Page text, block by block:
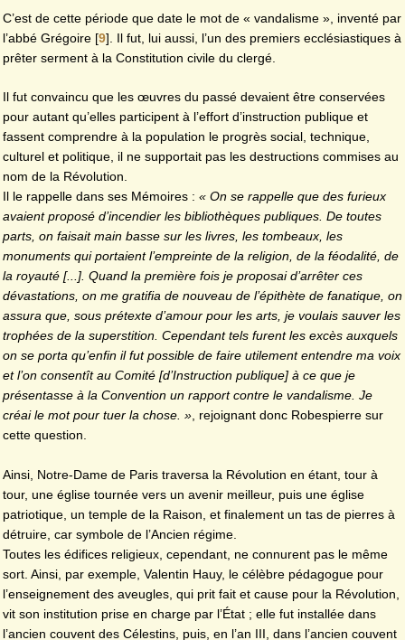
C’est de cette période que date le mot de « vandalisme », inventé par
l’abbé Grégoire [9] . Il fut, lui aussi, l’un des premiers ecclésiastiques à
prêter serment à la Constitution civile du clergé.
Il fut convaincu que les œuvres du passé devaient être conservées
pour autant qu’elles participent à l’effort d’instruction publique et
fassent comprendre à la population le progrès social, technique,
culturel et politique, il ne supportait pas les destructions commises au
nom de la Révolution.
Il le rappelle dans ses Mémoires : « On se rappelle que des furieux
avaient proposé d’incendier les bibliothèques publiques. De toutes
parts, on faisait main basse sur les livres, les tombeaux, les
monuments qui portaient l’empreinte de la religion, de la féodalité, de
la royauté [...]. Quand la première fois je proposai d’arrêter ces
dévastations, on me gratifia de nouveau de l’épithète de fanatique, on
assura que, sous prétexte d’amour pour les arts, je voulais sauver les
trophées de la superstition. Cependant tels furent les excès auxquels
on se porta qu’enfin il fut possible de faire utilement entendre ma voix
et l’on consentît au Comité [d’Instruction publique] à ce que je
présentasse à la Convention un rapport contre le vandalisme. Je
créai le mot pour tuer la chose. », rejoignant donc Robespierre sur
cette question.
Ainsi, Notre-Dame de Paris traversa la Révolution en étant, tour à
tour, une église tournée vers un avenir meilleur, puis une église
patriotique, un temple de la Raison, et finalement un tas de pierres à
détruire, car symbole de l’Ancien régime.
Toutes les édifices religieux, cependant, ne connurent pas le même
sort. Ainsi, par exemple, Valentin Hauy, le célèbre pédagogue pour
l’enseignement des aveugles, qui prit fait et cause pour la Révolution,
vit son institution prise en charge par l’État ; elle fut installée dans
l’ancien couvent des Célestins, puis, en l’an III, dans l’ancien couvent